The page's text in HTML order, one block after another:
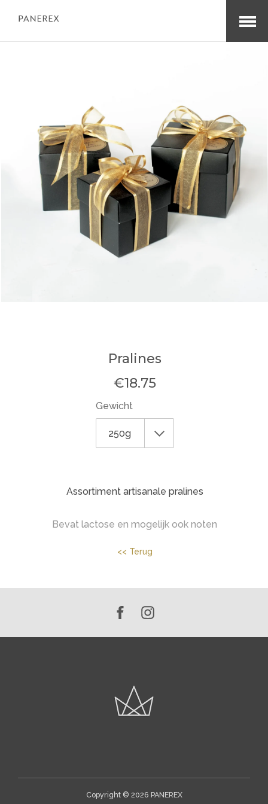
Open
Pralines
€18.75
Gewicht
Assortiment artisanale pralines
Bevat lactose en mogelijk ook noten
<< Terug
Copyright © 2026 PANEREX